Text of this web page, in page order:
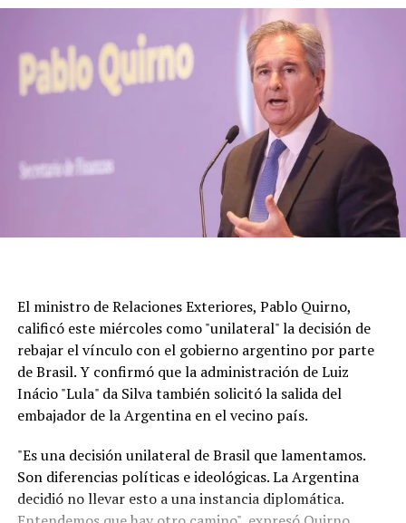
El ministro de Relaciones Exteriores, Pablo Quirno,
calificó este miércoles como "unilateral" la decisión de
rebajar el vínculo con el gobierno argentino por parte
de Brasil. Y confirmó que la administración de Luiz
Inácio "Lula" da Silva también solicitó la salida del
embajador de la Argentina en el vecino país.
"Es una decisión unilateral de Brasil que lamentamos.
Son diferencias políticas e ideológicas. La Argentina
decidió no llevar esto a una instancia diplomática.